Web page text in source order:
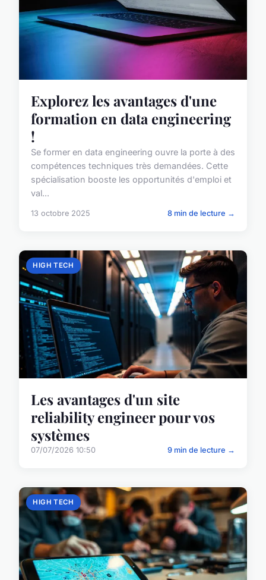
Explorez les avantages d'une
formation en data engineering
!
Se former en data engineering ouvre la porte à des
compétences techniques très demandées. Cette
spécialisation booste les opportunités d'emploi et
val...
13 octobre 2025 8 min de lecture →
HIGH TECH
Les avantages d'un site
reliability engineer pour vos
systèmes
07/07/2026 10:50 9 min de lecture →
HIGH TECH